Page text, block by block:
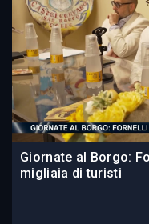
Giornate al Borgo:
migliaia di turisti